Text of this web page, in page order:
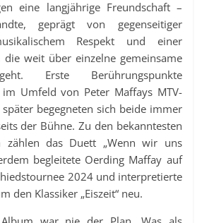
eine langjährige Freundschaft –
geprägt von gegenseitiger
Respekt und einer
die weit über einzelne gemeinsame
Erste Berührungspunkte
Umfeld von Peter Maffays MTV-
begegneten sich beide immer
der Bühne. Zu den bekanntesten
zählen das Duett „Wenn wir uns
begleitete Oerding Maffay auf
2024 und interpretierte
den Klassiker „Eiszeit“ neu.